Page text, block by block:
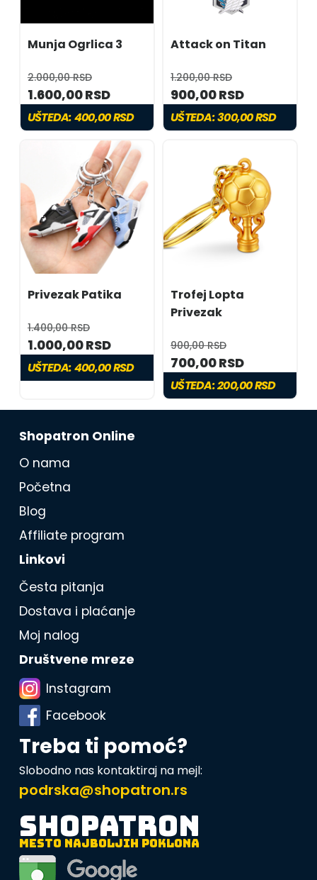
Munja Ogrlica 3
2.000,00 RSD
1.600,00 RSD
UŠTEDA:400,00 RSD
Attack on Titan
1.200,00 RSD
900,00 RSD
UŠTEDA:300,00 RSD
Privezak Patika
1.400,00 RSD
1.000,00 RSD
UŠTEDA:400,00 RSD
Trofej Lopta
Privezak
900,00 RSD
700,00 RSD
UŠTEDA:200,00 RSD
Shopatron Online
O nama
Početna
Blog
Affiliate program
Linkovi
Česta pitanja
Dostava i plaćanje
Moj nalog
Društvene mreze
Instagram
Facebook
Treba ti pomoć?
Slobodno nas kontaktiraj na mejl:
podrska@shopatron.rs
SHOPATRON
MESTO NAJBOLJIH POKLONA